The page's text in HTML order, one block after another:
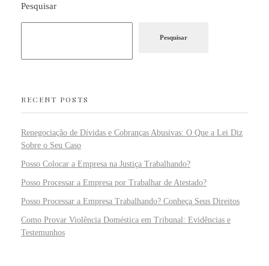
Pesquisar
Pesquisar
RECENT POSTS
Renegociação de Dívidas e Cobranças Abusivas: O Que a Lei Diz
Sobre o Seu Caso
Posso Colocar a Empresa na Justiça Trabalhando?
Posso Processar a Empresa por Trabalhar de Atestado?
Posso Processar a Empresa Trabalhando? Conheça Seus Direitos
Como Provar Violência Doméstica em Tribunal: Evidências e
Testemunhos